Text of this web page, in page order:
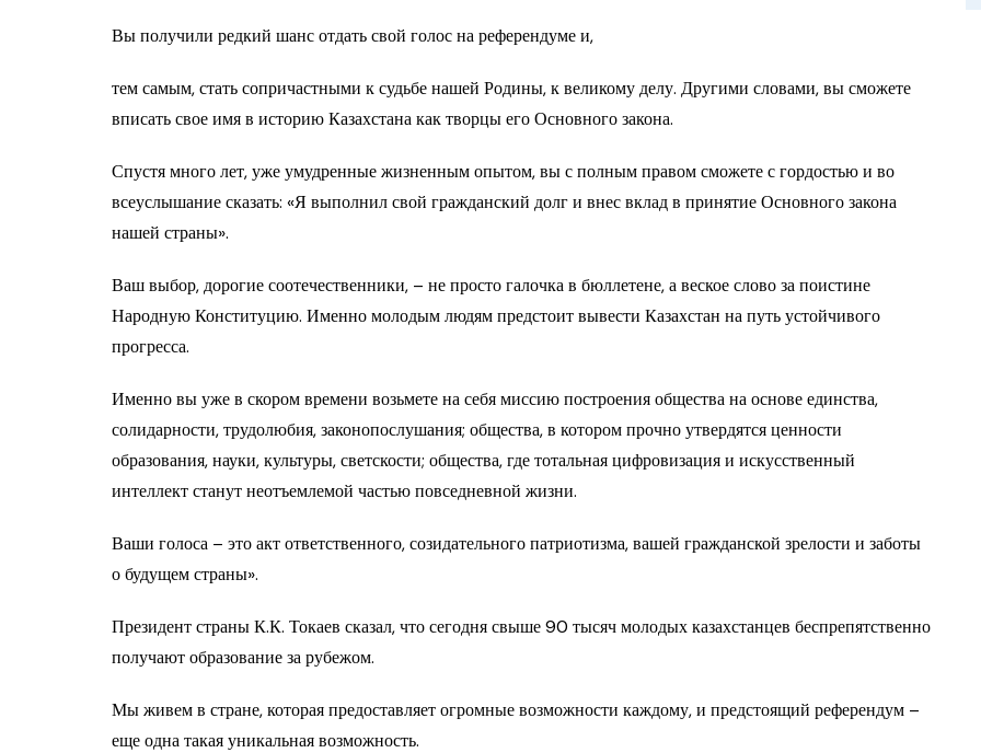
Вы получили редкий шанс отдать свой голос на референдуме и,
тем самым, стать сопричастными к судьбе нашей Родины, к великому делу. Другими словами, вы сможете
вписать свое имя в историю Казахстана как творцы его Основного закона.
Спустя много лет, уже умудренные жизненным опытом, вы с полным правом сможете с гордостью и во
всеуслышание сказать: «Я выполнил свой гражданский долг и внес вклад в принятие Основного закона
нашей страны».
Ваш выбор, дорогие соотечественники, – не просто галочка в бюллетене, а веское слово за поистине
Народную Конституцию. Именно молодым людям предстоит вывести Казахстан на путь устойчивого
прогресса.
Именно вы уже в скором времени возьмете на себя миссию построения общества на основе единства,
солидарности, трудолюбия, законопослушания; общества, в котором прочно утвердятся ценности
образования, науки, культуры, светскости; общества, где тотальная цифровизация и искусственный
интеллект станут неотъемлемой частью повседневной жизни.
Ваши голоса – это акт ответственного, созидательного патриотизма, вашей гражданской зрелости и заботы
о будущем страны».
Президент страны К.К. Токаев сказал, что сегодня свыше 90 тысяч молодых казахстанцев беспрепятственно
получают образование за рубежом.
Мы живем в стране, которая предоставляет огромные возможности каждому, и предстоящий референдум –
еще одна такая уникальная возможность.